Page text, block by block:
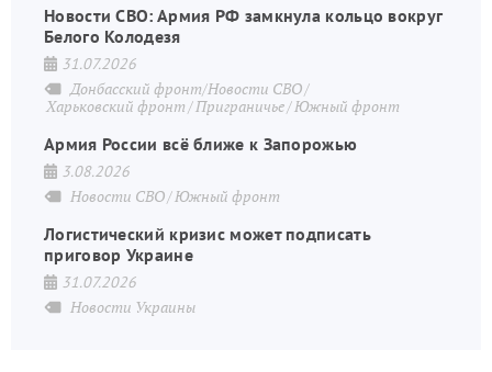
Новости СВО: Армия РФ замкнула кольцо вокруг
Белого Колодезя
31.07.2026
Донбасский фронт/Новости СВО
Харьковский фронт Приграничье Южный фронт
Армия России всё ближе к Запорожью
3.08.2026
Новости СВО Южный фронт
Логистический кризис может подписать
приговор Украине
31.07.2026
Новости Украины